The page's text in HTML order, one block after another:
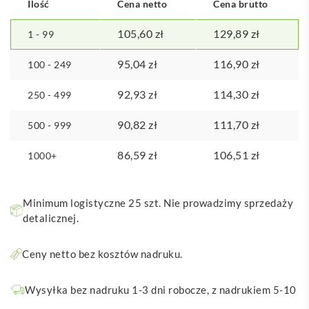
certyfikatem
GRS
pojemności
Ilość Cena netto Cena brutto
1 - 99 105,60 zł 129,89 zł
100 - 249 95,04 zł 116,90 zł
250 - 499 92,93 zł 114,30 zł
500 - 999 90,82 zł 111,70 zł
1000+ 86,59 zł 106,51 zł
Minimum logistyczne 25 szt. Nie prowadzimy sprzedaży
detalicznej.
Ceny netto bez kosztów nadruku.
Wysyłka bez nadruku 1-3 dni robocze, z nadrukiem 5-10